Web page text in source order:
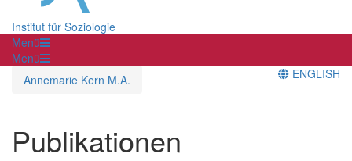
Institut für Soziologie
Menü
Menü
Annemarie Kern M.A.
ENGLISH
Publikationen